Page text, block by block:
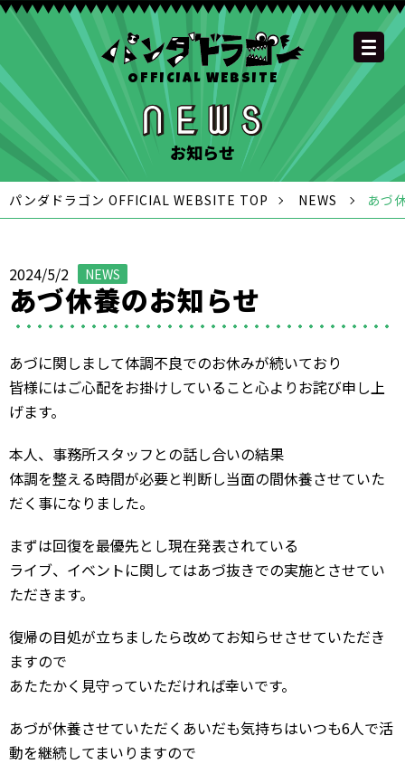
OFFICIAL WEBSITEOFFICIAL SITE TOP
NEWS MEMBER
SCHEDULE DISCOGRAPHY
GOODS
FAQ CONTACT
YOUTUBE
CHANNEL
INSTAGRAM
OFFICIAL
TWITTER
OFFICIAL LINE
ACCOUNT
OFFICIAL
TIKTOK
お知らせ
パンダドラゴン OFFICIAL WEBSITE TOP NEWS あづ
2024/5/2 NEWS
あづ休養のお知らせ
あづに関しまして体調不良でのお休みが続いており
皆様にはご心配をお掛けしていること心よりお詫び申し上
げます。
本人、事務所スタッフとの話し合いの結果
体調を整える時間が必要と判断し当面の間休養させていた
だく事になりました。
まずは回復を最優先とし現在発表されている
ライブ、イベントに関してはあづ抜きでの実施とさせてい
ただきます。
復帰の目処が立ちましたら改めてお知らせさせていただき
ますので
あたたかく見守っていただければ幸いです。
あづが休養させていただくあいだも気持ちはいつも6人で活
動を継続してまいりますので